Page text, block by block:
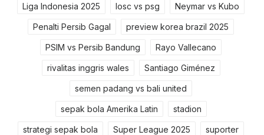
Liga Indonesia 2025 losc vs psg Neymar vs Kubo
Penalti Persib Gagal preview korea brazil 2025
PSIM vs Persib Bandung Rayo Vallecano
rivalitas inggris wales Santiago Giménez
semen padang vs bali united
sepak bola Amerika Latin stadion
strategi sepak bola Super League 2025 suporter